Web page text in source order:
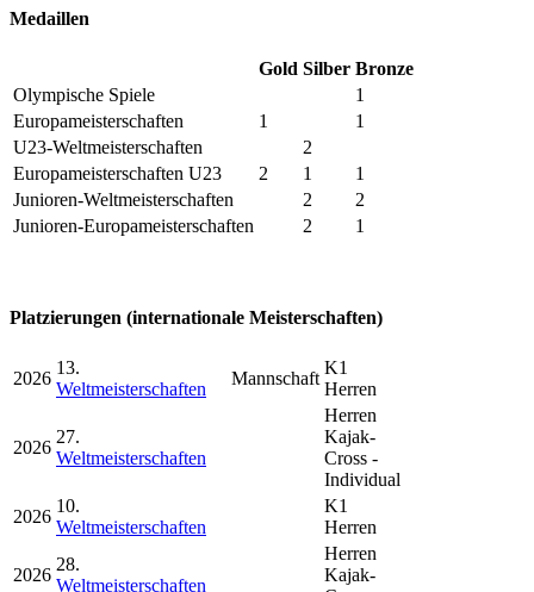
Medaillen
Gold Silber Bronze
Olympische Spiele
1
Europameisterschaften
1
1
U23-Weltmeisterschaften
2
Europameisterschaften U23
2 1
1
Junioren-Weltmeisterschaften
2
2
Junioren-Europameisterschaften
2 1
Platzierungen (internationale Meisterschaften)
2026
13.
Weltmeisterschaften
Mannschaft
K1
Herren
2026
27.
Weltmeisterschaften
Herren
Kajak-
Cross -
Individual
2026
10.
Weltmeisterschaften
K1
Herren
2026
28.
Weltmeisterschaften
Herren
Kajak-